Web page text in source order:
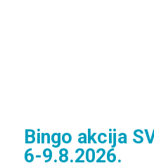
Bingo akcija
6-9.8.2026.